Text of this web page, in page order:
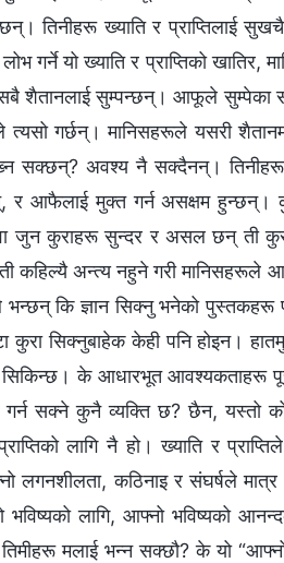
तिनीहरू ख्याति र प्राप्तिलाई
गर्ने यो ख्याति र प्राप्तिको
शैतानलाई सुम्पन्छन्। आफूले सुम्पेका
गर्छन्। मानिसहरूले यसरी
सक्छन्? अवश्य नै सक्दैनन्। तिनीहरू
र आफैलाई मुक्त गर्न असक्षम हुन्छन्।
जुन कुराहरू सुन्दर र असल छन् ती
कहिल्यै अन्त्य नहुने गरी मानिसहरूले
कि ज्ञान सिक्‍नु भनेको पुस्तकहरू
कुरा सिक्‍नुबाहेक केही पनि होइन।
के आधारभूत आवश्यकताहरू
सक्‍ने कुनै व्यक्ति छ? छैन, यस्तो
लागि नै हो। ख्याति र
लगनशीलता, कठिनाइ र संघर्षले मात्र
लागि, आफ्नो भविष्यको
मलाई भन्‍न सक्छौ? के यो “आफ्नो